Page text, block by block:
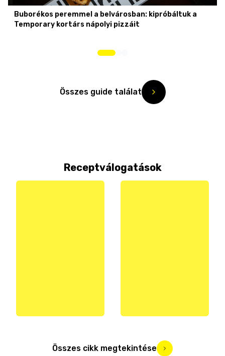
Buborékos peremmel a belvárosban: kipróbáltuk a
Temporary kortárs nápolyi pizzáit
Összes guide találat
Receptválogatások
Összes cikk megtekintése